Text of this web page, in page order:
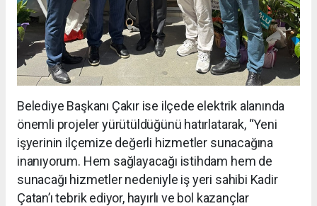
Belediye Başkanı Çakır ise ilçede elektrik alanında
önemli projeler yürütüldüğünü hatırlatarak, “Yeni
işyerinin ilçemize değerli hizmetler sunacağına
inanıyorum. Hem sağlayacağı istihdam hem de
sunacağı hizmetler nedeniyle iş yeri sahibi Kadir
Çatan’ı tebrik ediyor, hayırlı ve bol kazançlar